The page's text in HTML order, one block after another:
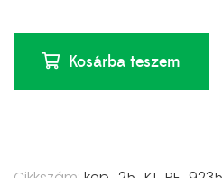
Kosárba teszem